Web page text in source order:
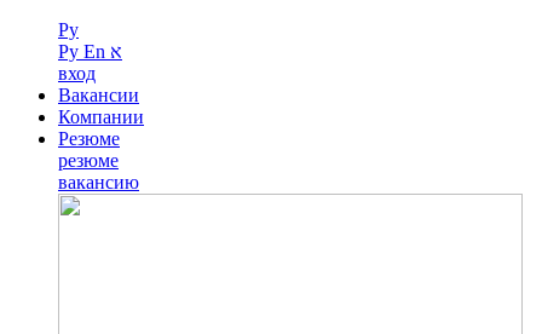
Ру
Ру En א
вход
Вакансии
Компании
Резюме
резюме
вакансию